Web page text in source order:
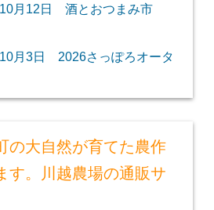
月12日 酒とおつまみ市
月3日 2026さっぽろオータ
の大自然が育てた農作
す。川越農場の通販サ